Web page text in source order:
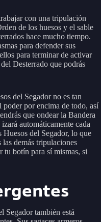
con una tripulación
de los huesos y el sable
hace mucho tiempo.
para defender sus
para terminar de activar
Desterrado que podrás
del Segador no es tan
por encima de todo, así
que ondear la Bandera
automáticamente cada
Huesos del Segador, lo que
demás tripulaciones
tu botín para sí mismas, si
Segador también está